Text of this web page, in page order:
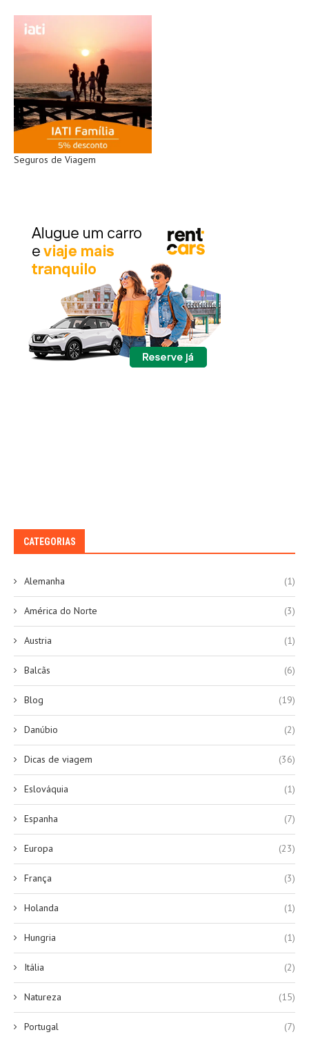
Seguros de Viagem
CATEGORIAS
Alemanha (1)
América do Norte (3)
Austria (1)
Balcãs (6)
Blog (19)
Danúbio (2)
Dicas de viagem (36)
Eslováquia (1)
Espanha (7)
Europa (23)
França (3)
Holanda (1)
Hungria (1)
Itália (2)
Natureza (15)
Portugal (7)